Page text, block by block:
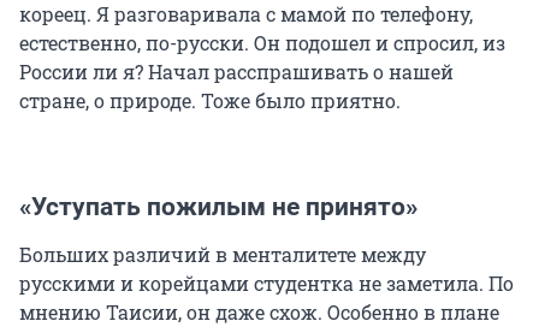
кореец. Я разговаривала с мамой по телефону,
естественно, по-русски. Он подошел и спросил, из
России ли я? Начал расспрашивать о нашей
стране, о природе. Тоже было приятно.
«Уступать пожилым не принято»
Больших различий в менталитете между
русскими и корейцами студентка не заметила. По
мнению Таисии, он даже схож. Особенно в плане